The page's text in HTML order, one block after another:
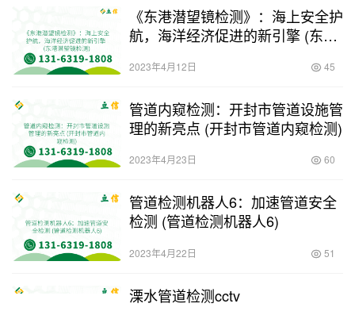
《东港潜望镜检测》：海上安全护
航，海洋经济促进的新引擎 (东港
2023年4月12日 45
管道内窥检测：开封市管道设施管
理的新亮点 (开封市管道内窥检测)
2023年4月23日 60
管道检测机器人6：加速管道安全
检测 (管道检测机器人6)
2023年4月22日 51
溧水管道检测cctv